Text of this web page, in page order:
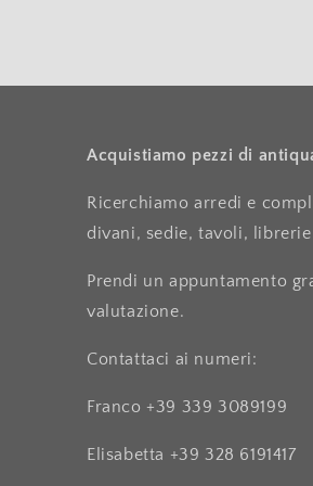
Acquistiamo pezzi di
Ricerchiamo arredi e
divani, sedie, tavoli,
Prendi un appuntamento
valutazione.
Contattaci ai numeri:
Franco +39 339 3089199
Elisabetta +39 328 6191417